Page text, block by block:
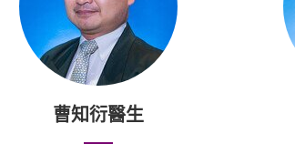
曹知衍醫生